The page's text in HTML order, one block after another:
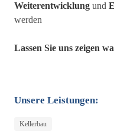
Weiterentwicklung und
werden
Lassen Sie uns zeigen
Unsere Leistungen:
Kellerbau